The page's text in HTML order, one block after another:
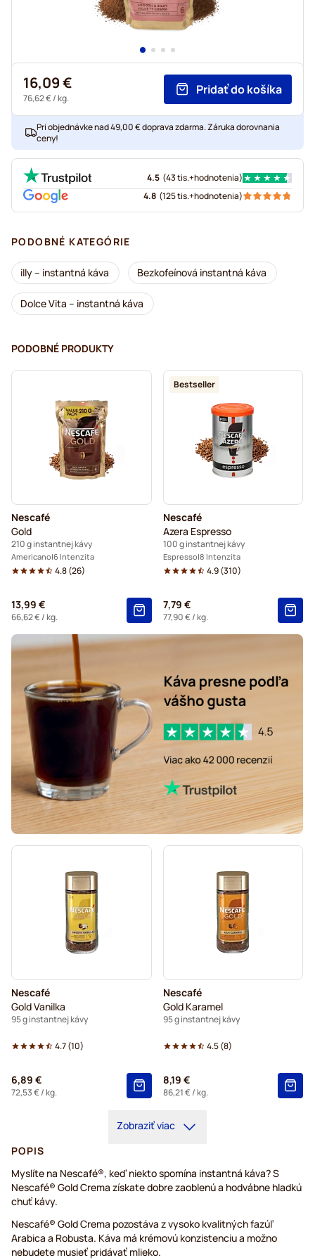
16,09 €
76,62 €/ kg.
Pridať do košíka
Pri objednávke nad 49,00 € doprava zdarma. Záruka dorovnania
ceny!
4.5 (43 tis.+hodnotenia)
4.8 (125 tis.+hodnotenia)
PODOBNÉ KATEGÓRIE
illy – instantná káva Bezkofeínová instantná káva
Dolce Vita – instantná káva
PODOBNÉ PRODUKTY
Nescafé
Gold
210 g instantnej kávy
Americano 6 Intenzita
4.8(26)
13,99 €
66,62 €/ kg.
Bestseller
Nescafé
Azera Espresso
100 g instantnej kávy
Espresso 8 Intenzita
4.9(310)
7,79 €
77,90 €/ kg.
Nescafé
Gold Vanilka
95 g instantnej kávy
4.7(10)
6,89 €
72,53 €/ kg.
Nescafé
Gold Karamel
95 g instantnej kávy
4.5(8)
8,19 €
86,21 €/ kg.
Zobraziť viac
POPIS
Myslíte na Nescafé®, keď niekto spomína instantná káva? S
Nescafé® Gold Crema získate dobre zaoblenú a hodvábne hladkú
chuť kávy.
Nescafé® Gold Crema pozostáva z vysoko kvalitných fazúľ
Arabica a Robusta. Káva má krémovú konzistenciu a možno
nebudete musieť pridávať mlieko.